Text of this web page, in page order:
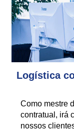
Logística
Como mestre
contratual, irá
nossos